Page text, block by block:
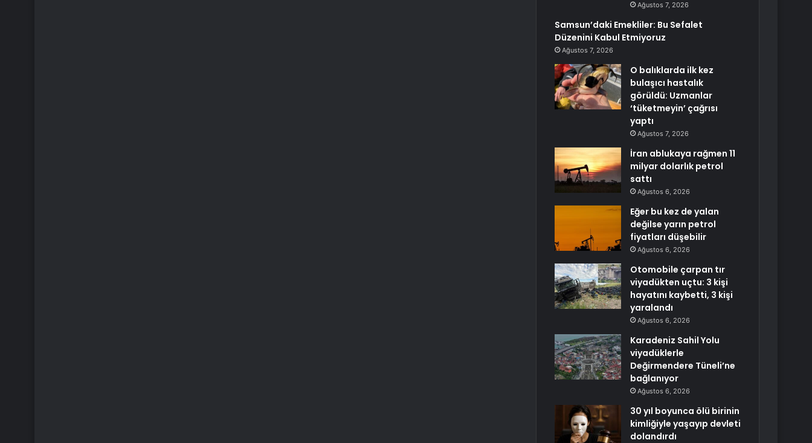
Ağustos 7, 2026
Samsun’daki Emekliler: Bu Sefalet
Düzenini Kabul Etmiyoruz
Ağustos 7, 2026
O balıklarda ilk kez
bulaşıcı hastalık
görüldü: Uzmanlar
‘tüketmeyin’ çağrısı
yaptı
Ağustos 7, 2026
İran ablukaya rağmen 11
milyar dolarlık petrol
sattı
Ağustos 6, 2026
Eğer bu kez de yalan
değilse yarın petrol
fiyatları düşebilir
Ağustos 6, 2026
Otomobile çarpan tır
viyadükten uçtu: 3 kişi
hayatını kaybetti, 3 kişi
yaralandı
Ağustos 6, 2026
Karadeniz Sahil Yolu
viyadüklerle
Değirmendere Tüneli’ne
bağlanıyor
Ağustos 6, 2026
30 yıl boyunca ölü birinin
kimliğiyle yaşayıp devleti
dolandırdı